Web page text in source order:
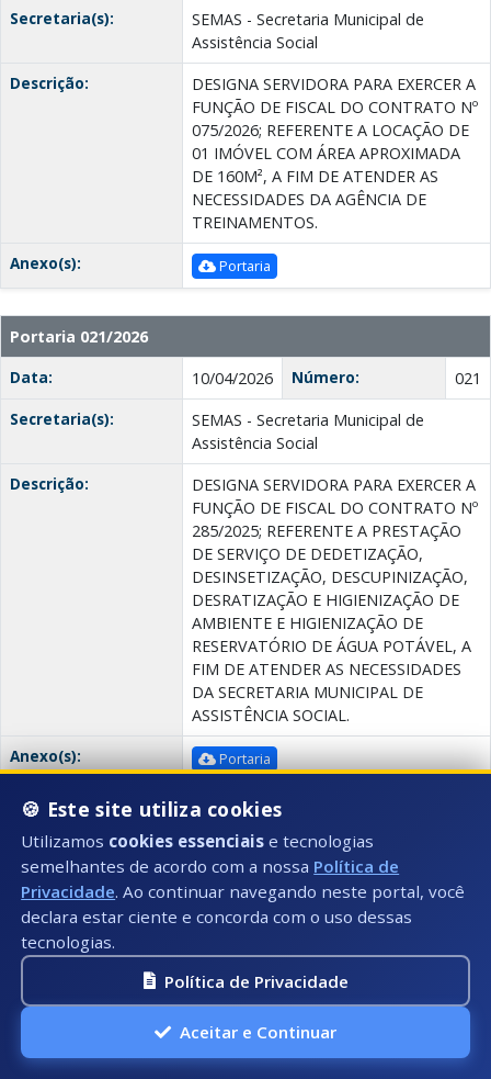
Secretaria(s):
SEMAS - Secretaria Municipal de
Assistência Social
Descrição:
DESIGNA SERVIDORA PARA EXERCER A
FUNÇÃO DE FISCAL DO CONTRATO Nº
075/2026; REFERENTE A LOCAÇÃO DE
01 IMÓVEL COM ÁREA APROXIMADA
DE 160M², A FIM DE ATENDER AS
NECESSIDADES DA AGÊNCIA DE
TREINAMENTOS.
Anexo(s):
Portaria
Portaria 021/2026
Data:
10/04/2026 Número:
021
Secretaria(s):
SEMAS - Secretaria Municipal de
Assistência Social
Descrição:
DESIGNA SERVIDORA PARA EXERCER A
FUNÇÃO DE FISCAL DO CONTRATO Nº
285/2025; REFERENTE A PRESTAÇÃO
DE SERVIÇO DE DEDETIZAÇÃO,
DESINSETIZAÇÃO, DESCUPINIZAÇÃO,
DESRATIZAÇÃO E HIGIENIZAÇÃO DE
AMBIENTE E HIGIENIZAÇÃO DE
RESERVATÓRIO DE ÁGUA POTÁVEL, A
FIM DE ATENDER AS NECESSIDADES
DA SECRETARIA MUNICIPAL DE
ASSISTÊNCIA SOCIAL.
Anexo(s):
Portaria
Portaria 020/2026
Data:
10/04/2026 Número:
Secretaria(s):
SEMAS - Secretaria Municipal de
DESIGNA SERVIDORA PARA
FISCALIZAÇÃO DO CONTRATO N°
287/2025 E SEUS ADITIVOS, PREGÃO
REFERENTE À CONTRATAÇÃO DE
🍪 Este site utiliza cookies
Utilizamos cookies essenciais e tecnologias
semelhantes de acordo com a nossa Política de
Privacidade. Ao continuar navegando neste portal, você
declara estar ciente e concorda com o uso dessas
tecnologias.
Política de Privacidade
Aceitar e Continuar